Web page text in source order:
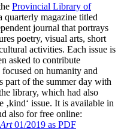
Provincial Library of
quarterly magazine titled
journal that portrays
poetry, visual arts, short
activities. Each issue is
asked to contribute
on humanity and
part of the summer day with
library, which had also
‚kind‘ issue. It is available in
also for free online:
01/2019 as PDF